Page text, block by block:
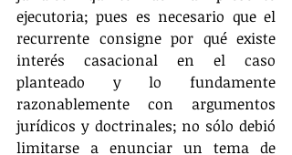
ejecutoria; pues es necesario que el
recurrente consigne por qué existe
interés casacional en el caso
planteado y lo fundamente
razonablemente con argumentos
jurídicos y doctrinales; no sólo debió
limitarse a enunciar un tema de